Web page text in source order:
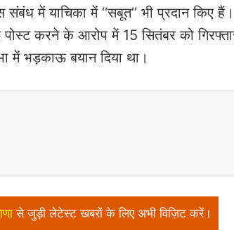
में याचिका में ‘‘सबूत’’ भी प्रदान किए हैं।
करने के आरोप में 15 सितंबर को
में भड़काऊ बयान दिया था।
से जुड़ी लेटेस्ट खबरों के लिए अभी विज़िट करें।